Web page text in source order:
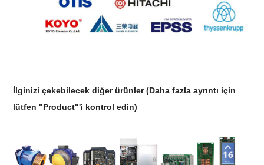
İlginizi çekebilecek diğer ürünler(Daha fazla ayrıntı için
lütfen "Product"'i kontrol edin)